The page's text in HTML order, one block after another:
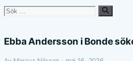
Sök
Ebba Andersson i Bonde